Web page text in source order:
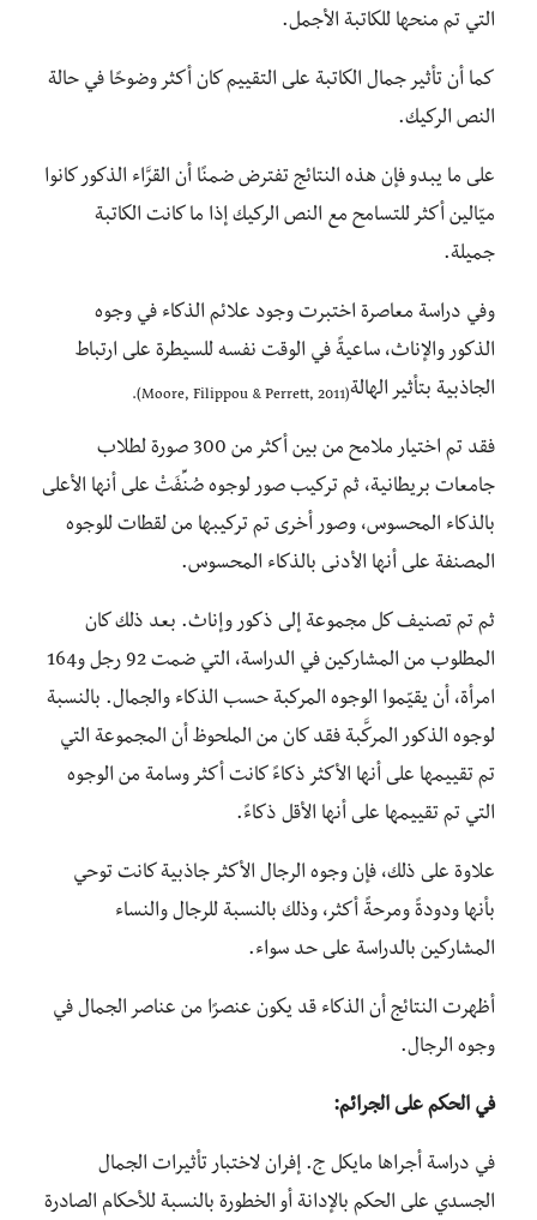
التي تم منحها للكاتبة الأجمل.
كما أن تأثير جمال الكاتبة على التقييم كان أكثر وضوحًا في حالة
النص الركيك.
على ما يبدو فإن هذه النتائج تفترض ضمنًا أن القرَّاء الذكور كانوا
ميّالين أكثر للتسامح مع النص الركيك إذا ما كانت الكاتبة
جميلة.
وفي دراسة معاصرة اختبرت وجود علائم الذكاء في وجوه
الذكور والإناث، ساعيةً في الوقت نفسه للسيطرة على ارتباط
الجاذبية بتأثير الهالة(Moore, Filippou & Perrett, 2011).
فقد تم اختيار ملامح من بين أكثر من 300 صورة لطلاب
جامعات بريطانية، ثم تركيب صور لوجوه صُنِّفَتْ على أنها الأعلى
بالذكاء المحسوس، وصور أخرى تم تركيبها من لقطات للوجوه
المصنفة على أنها الأدنى بالذكاء المحسوس.
ثم تم تصنيف كل مجموعة إلى ذكور وإناث. بعد ذلك كان
المطلوب من المشاركين في الدراسة، التي ضمت 92 رجل و164
امرأة، أن يقيّموا الوجوه المركبة حسب الذكاء والجمال. بالنسبة
لوجوه الذكور المركَّبة فقد كان من الملحوظ أن المجموعة التي
تم تقييمها على أنها الأكثر ذكاءً كانت أكثر وسامة من الوجوه
التي تم تقييمها على أنها الأقل ذكاءً.
علاوة على ذلك، فإن وجوه الرجال الأكثر جاذبية كانت توحي
بأنها ودودةً ومرحةً أكثر، وذلك بالنسبة للرجال والنساء
المشاركين بالدراسة على حد سواء.
أظهرت النتائج أن الذكاء قد يكون عنصرًا من عناصر الجمال في
وجوه الرجال.
في الحكم على الجرائم:
في دراسة أجراها مايكل ج. إفران لاختبار تأثيرات الجمال
الجسدي على الحكم بالإدانة أو الخطورة بالنسبة للأحكام الصادرة